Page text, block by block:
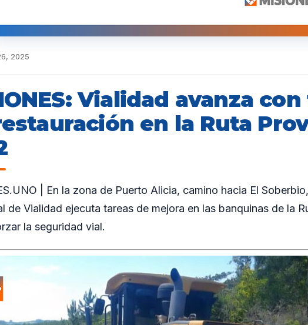
2025
Vialidad avanza
en la Ruta
| En la zona de Puerto Alicia, camino hacia El
de Vialidad ejecuta tareas de mejora en las banquinas de la
la seguridad vial.